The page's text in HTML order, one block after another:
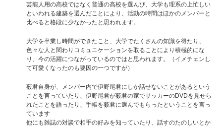
芸能人用の高校ではなく普通の高校を選んび、大学も理系の上忙しい
といわれる建築を選んだことにより、活動の時間はほかのメンバーと
比べると格段に少なかったと思われます。
大学を卒業し時間ができたこと、大学でたくさんの知識を得たり、
色々な人と関わりコミュニケーションを取ることにより積極的にな
り、今の活躍につながっているのではと思われます。（イメチェンし
て可愛くなったのも要因の一つですが）
薮君自身が、メンバー内で伊野尾君にしか話せないことがあるという
ことを言っていたり、伊野尾君が薮君の家でサッカーのDVDを見せら
れたことを語ったり、手帳を薮君に選んでもらったということを言っ
ています
他にも雑誌の対談で相手の好みを知っていたり、話すのたのしいとか